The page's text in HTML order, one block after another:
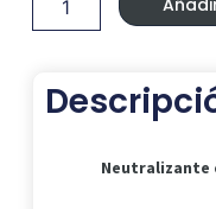
monodosis
Thuya.
Neutralizante